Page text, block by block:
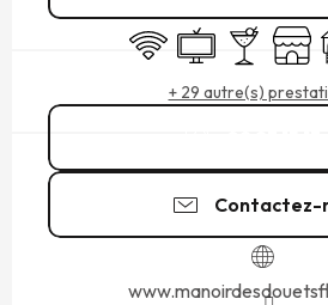
WiFi
Télévision
Bar /
+ 29 autre(s)
Contactez-